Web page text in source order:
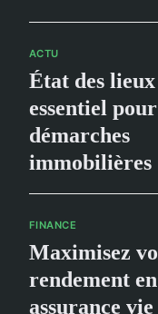
ACTU
État des
essentiel
démarches
immobilières
FINANCE
Maximisez
rendement en
assurance vie